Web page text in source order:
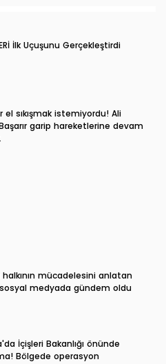
İlk Uçuşunu Gerçekleştirdi
el sıkışmak istemiyordu! Ali
garip hareketlerine devam
halkının mücadelesini anlatan
medyada gündem oldu
İçişleri Bakanlığı önünde
Bölgede operasyon